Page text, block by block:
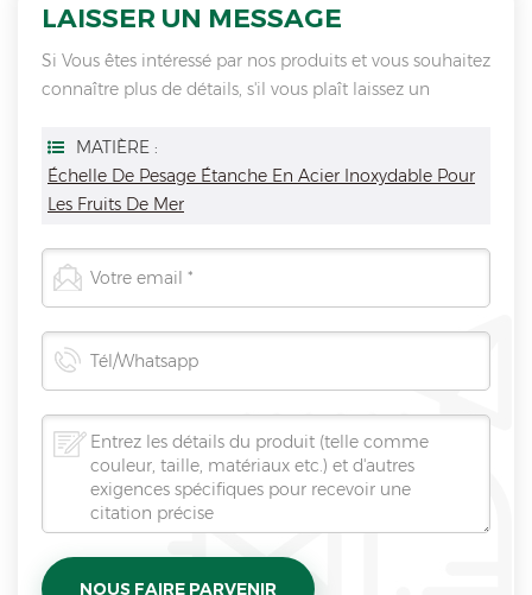
LAISSER UN MESSAGE
Si Vous êtes intéressé par nos produits et vous souhaitez
connaître plus de détails, s'il vous plaît laissez un
MATIÈRE :
Échelle De Pesage Étanche En Acier Inoxydable Pour
Les Fruits De Mer